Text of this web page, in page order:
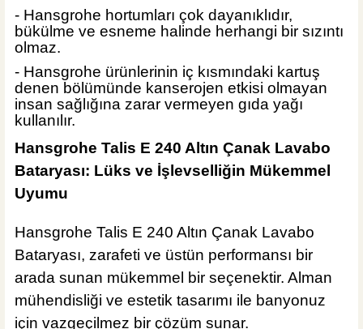
ÜRÜN TÜKENDİ
MĞZ TESLİM
İsvea Banyo
İsvea ION Davanti Tezgah Üstü Lavabo Mint
20.352,00 TL
12.211,20 TL
ÜRÜN TÜKENDİ
İsvea Banyo
İsvea ION Davanti Tezgah Üstü Lavabo İsvea Mavisi
- Hansgrohe hortumları çok dayanıklıdır,
bükülme ve esneme halinde herhangi bir sızıntı
olmaz.
- Hansgrohe ürünlerinin iç kısmındaki kartuş
denen bölümünde kanserojen etkisi olmayan
insan sağlığına zarar vermeyen gıda yağı
kullanılır.
Hansgrohe Talis E 240 Altın Çanak Lavabo
Bataryası: Lüks ve İşlevselliğin Mükemmel
Uyumu
Hansgrohe Talis E 240 Altın Çanak Lavabo
Bataryası, zarafeti ve üstün performansı bir
arada sunan mükemmel bir seçenektir. Alman
mühendisliği ve estetik tasarımı ile banyonuz
için vazgeçilmez bir çözüm sunar.